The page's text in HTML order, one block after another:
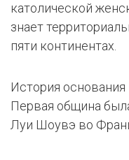
католической
знает
пяти континентах.
История основания
Первая община
Луи Шоувэ во